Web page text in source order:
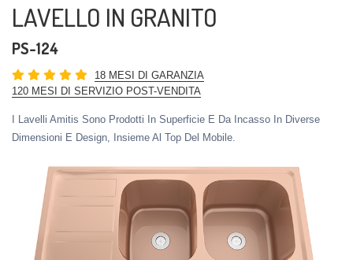
LAVELLO IN GRANITO
PS-124
18 MESI DI GARANZIA
120 MESI DI SERVIZIO POST-VENDITA
I Lavelli Amitis Sono Prodotti In Superficie E Da Incasso In Diverse
Dimensioni E Design, Insieme Al Top Del Mobile.